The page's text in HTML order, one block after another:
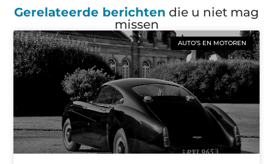
Gerelateerde berichten die u niet mag
missen
AUTO’S EN MOTOREN